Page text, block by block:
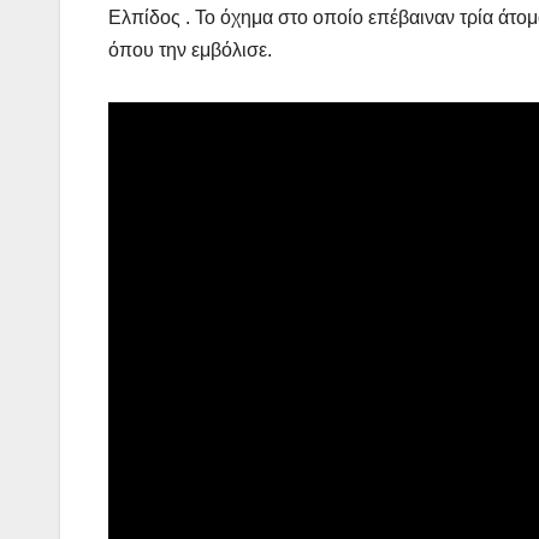
Ελπίδος . Το όχημα στο οποίο επέβαιναν τρία
όπου την εμβόλισε.